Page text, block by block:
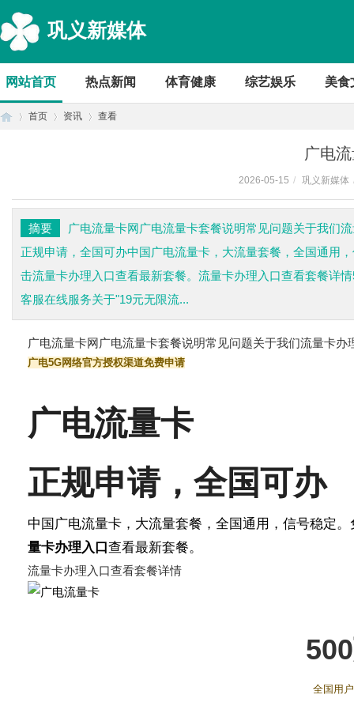
巩义新媒体
网站首页 热点新闻 体育健康 综艺娱乐 美食
首页 资讯 查看
广电
2026-05-15 / 巩义新媒体
摘要
广电流量卡网广电流量卡套餐说明常见问题关于我们
正规申请，全国可办中国广电流量卡，大流量套餐，全国通用
击流量卡办理入口查看最新套餐。流量卡办理入口查看套餐详
客服在线服务关于"19元无限流...
广电流量卡网广电流量卡套餐说明常见问题关于我们流量卡办
广电5G网络官方授权渠道免费申请
广电流量卡
正规申请，全国可办
中国广电流量卡，大流量套餐，全国通用，信号稳定
量卡办理入口查看最新套餐。
流量卡办理入口查看套餐详情
全国用